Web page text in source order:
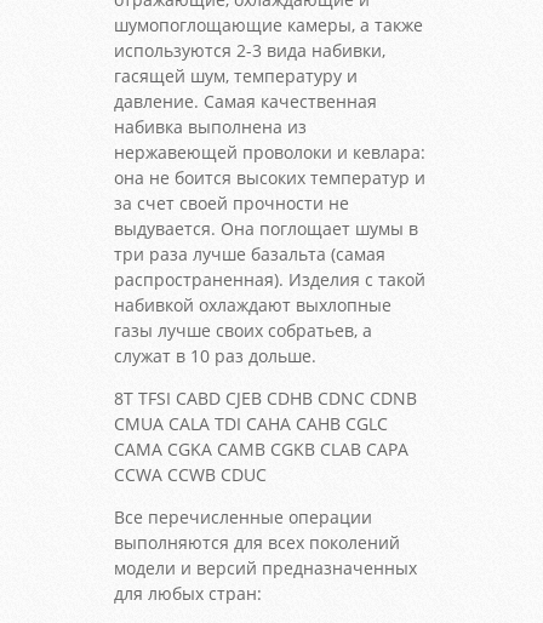
шумопоглощающие камеры, а также
используются 2-3 вида набивки,
гасящей шум, температуру и
давление. Самая качественная
набивка выполнена из
нержавеющей проволоки и кевлара:
она не боится высоких температур и
за счет своей прочности не
выдувается. Она поглощает шумы в
три раза лучше базальта (самая
распространенная). Изделия с такой
набивкой охлаждают выхлопные
газы лучше своих собратьев, а
служат в 10 раз дольше.
8Т TFSI CABD CJEB CDHB CDNC CDNB
CMUA CALA TDI CAHA CAHB CGLC
CAMA CGKA CAMB CGKB CLAB CAPA
CCWA CCWB CDUC
Все перечисленные операции
выполняются для всех поколений
модели и версий предназначенных
для любых стран: